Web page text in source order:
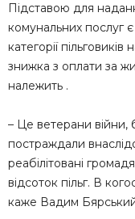
Підставою для
комунальних послуг
категорії
знижка з оплати за
належить .
– Це ветерани війни,
постраждали
реабілітовані
відсоток пільг. В
каже Вадим